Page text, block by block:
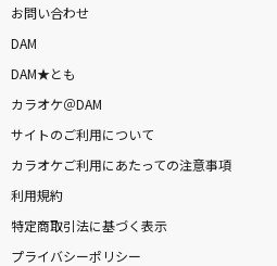
お問い合わせ
DAM
DAM★とも
カラオケ＠DAM
サイトのご利用について
カラオケご利用にあたっての注意事項
利用規約
特定商取引法に基づく表示
プライバシーポリシー